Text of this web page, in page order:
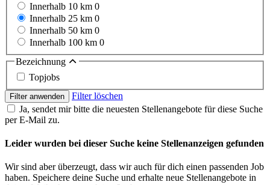
Innerhalb 10 km 0
Innerhalb 25 km 0
Innerhalb 50 km 0
Innerhalb 100 km 0
Bezeichnung
Topjobs
Filter anwenden
Filter löschen
Ja, sendet mir bitte die neuesten Stellenangebote für diese Suche
per E-Mail zu.
Leider wurden bei dieser Suche keine Stellenanzeigen gefunden
Wir sind aber überzeugt, dass wir auch für dich einen passenden Job
haben. Speichere deine Suche und erhalte neue Stellenangebote in